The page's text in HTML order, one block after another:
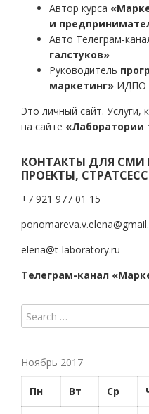
Автор курса
и
Авто Телеграм-
галстуков»
Руководитель
маркетинг» ИДПО
Это личный сайт. Услуги,
на сайте «Лаборатории
КОНТАКТЫ ДЛЯ СМИ
ПРОЕКТЫ,
+7 921 977 01 15
elena@t-laboratory.ru
Телеграм-канал
Ноябрь 2017
Пн Вт Ср